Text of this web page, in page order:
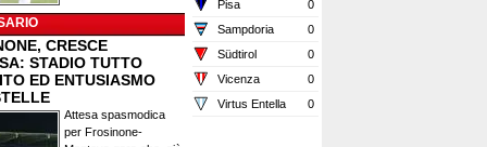
CRESCE
STADIO TUTTO
ED ENTUSIASMO
Attesa spasmodica
per Frosinone-
Pisa
0
Sampdoria
0
Südtirol
0
Vicenza
0
Virtus Entella
0